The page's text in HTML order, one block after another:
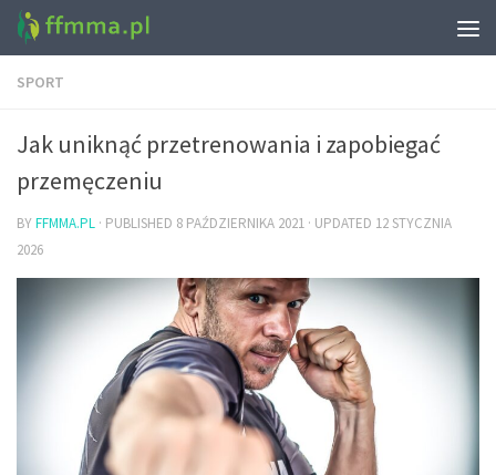
SPORT
Jak uniknąć przetrenowania i zapobiegać
przemęczeniu
BYFFMMA.PL · PUBLISHED 8 PAŹDZIERNIKA 2021 · UPDATED 12 STYCZNIA
2026